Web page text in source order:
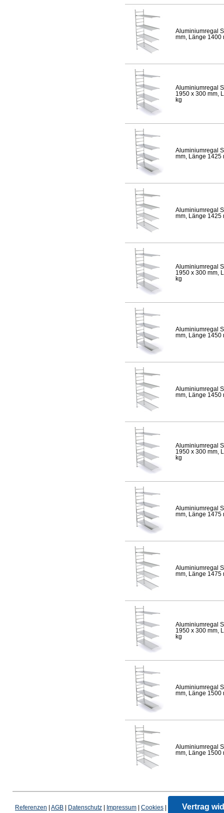
Aluminiumregal
mm, Länge 1400
Aluminiumregal
1950 x 300 mm,
kg
Aluminiumregal
mm, Länge 1425
Aluminiumregal
mm, Länge 1425
Aluminiumregal
1950 x 300 mm,
kg
Aluminiumregal
mm, Länge 1450
Aluminiumregal
mm, Länge 1450
Aluminiumregal
1950 x 300 mm,
kg
Aluminiumregal
mm, Länge 1475
Aluminiumregal
mm, Länge 1475
Aluminiumregal
1950 x 300 mm,
kg
Aluminiumregal
mm, Länge 1500
Aluminiumregal
mm, Länge 1500
Referenzen AGB Datenschutz Impressum Cookies Vertrag